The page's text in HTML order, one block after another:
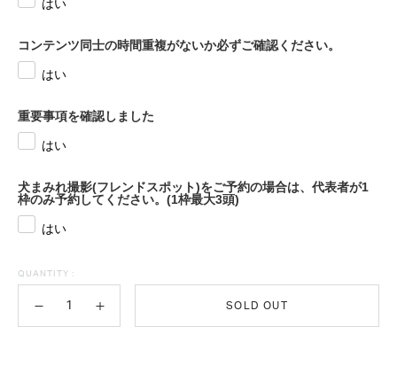
はい
コンテンツ同士の時間重複がないか必ずご確認ください。
はい
重要事項を確認しました
はい
犬まみれ撮影(フレンドスポット)をご予約の場合は、代表者が1
枠のみ予約してください。(1枠最大3頭)
はい
QUANTITY :
SOLD OUT